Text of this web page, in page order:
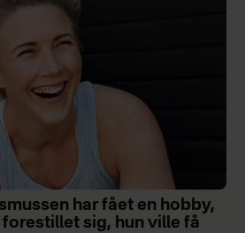
har fået en hobby,
forestillet sig, hun ville få